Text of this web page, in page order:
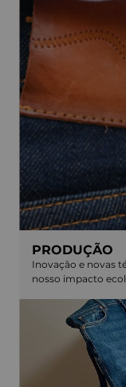
PRODUÇÃO
Inovação e novas
nosso impacto